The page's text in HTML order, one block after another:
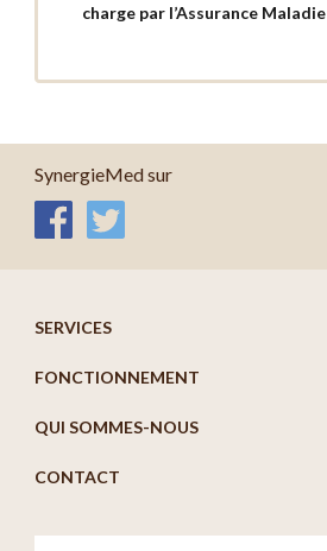
charge par l’Assurance Maladie
SynergieMed sur
SERVICES
FONCTIONNEMENT
QUI SOMMES-NOUS
CONTACT